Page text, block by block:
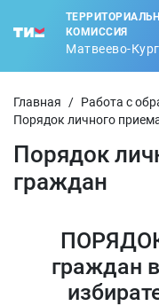
КОМИССИЯ
Матвеево-
Главная / Работа с
Порядок личного
Порядок
граждан
граждан